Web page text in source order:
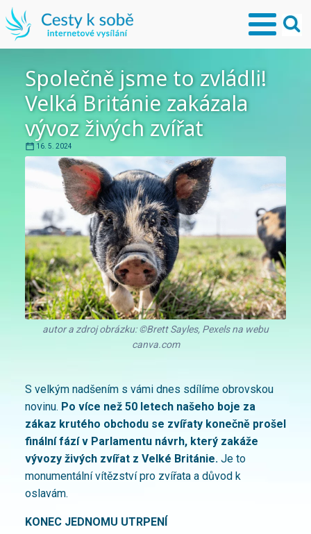
Společně jsme to zvládli!
Velká Británie zakázala
vývoz živých zvířat
16. 5. 2024
autor a zdroj obrázku: ©Brett Sayles, Pexels na webu
canva.com
S velkým nadšením s vámi dnes sdílíme obrovskou
novinu. Po více než 50 letech našeho boje za
zákaz krutého obchodu se zvířaty konečně prošel
finální fází v Parlamentu návrh, který zakáže
vývozy živých zvířat z Velké Británie. Je to
monumentální vítězství pro zvířata a důvod k
oslavám.
KONEC JEDNOMU UTRPENÍ